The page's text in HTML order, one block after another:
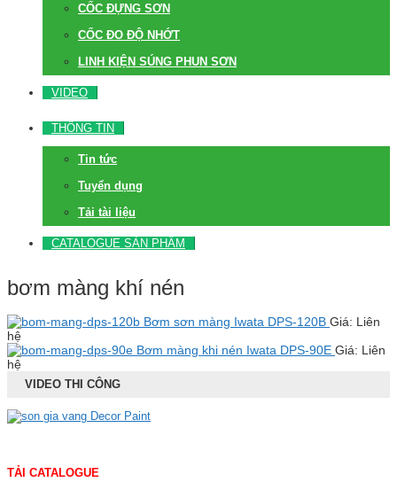
CỐC ĐỰNG SƠN
CỐC ĐO ĐỘ NHỚT
LINH KIỆN SÚNG PHUN SƠN
VIDEO
THÔNG TIN
Tin tức
Tuyển dụng
Tải tài liệu
CATALOGUE SẢN PHẨM
bơm màng khí nén
Bơm sơn màng Iwata DPS-120B Giá: Liên
hệ
Bơm màng khi nén Iwata DPS-90E Giá: Liên
hệ
VIDEO THI CÔNG
TẢI CATALOGUE